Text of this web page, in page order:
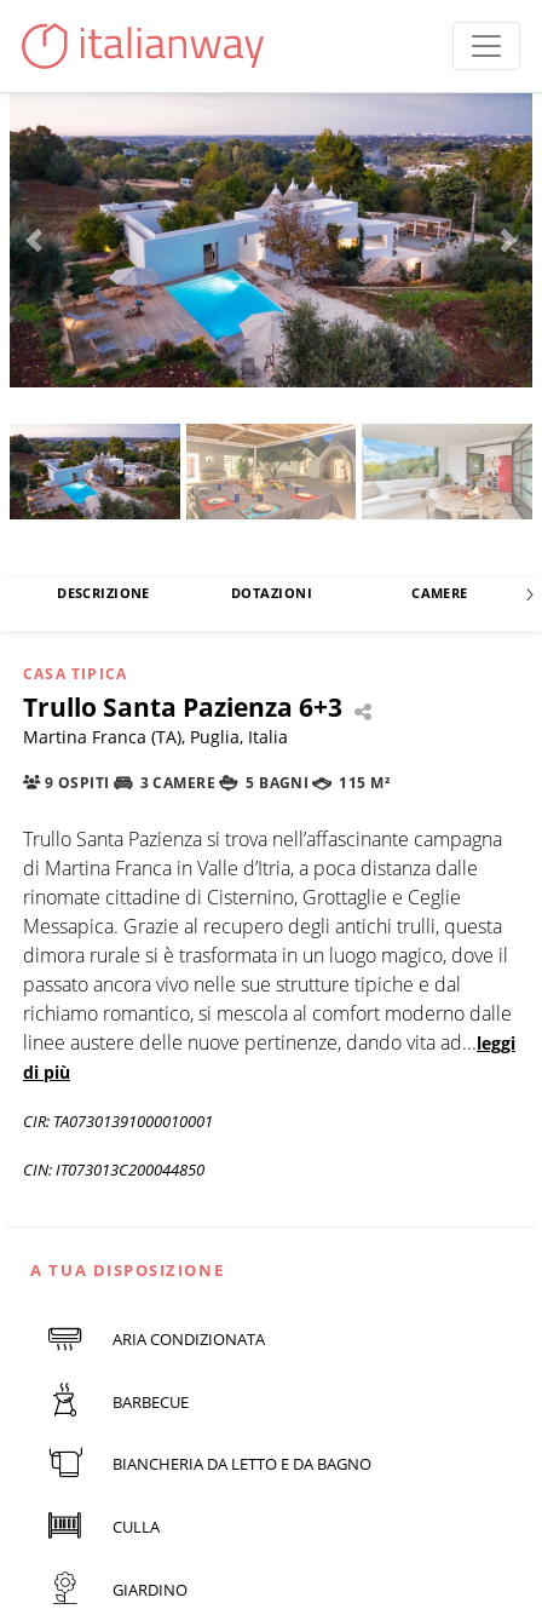
DESCRIZIONE DOTAZIONI CAMERE
CASA TIPICA
Trullo Santa Pazienza 6+3
Martina Franca (TA), Puglia, Italia
9 OSPITI 3 CAMERE 5 BAGNI 115 M²
Trullo Santa Pazienza si trova nell’affascinante campagna
di Martina Franca in Valle d’Itria, a poca distanza dalle
rinomate cittadine di Cisternino, Grottaglie e Ceglie
Messapica. Grazie al recupero degli antichi trulli, questa
dimora rurale si è trasformata in un luogo magico, dove il
passato ancora vivo nelle sue strutture tipiche e dal
richiamo romantico, si mescola al comfort moderno dalle
linee austere delle nuove pertinenze, dando vita ad...leggi
di più
CIR: TA07301391000010001
CIN: IT073013C200044850
A TUA DISPOSIZIONE
ARIA CONDIZIONATA
BARBECUE
BIANCHERIA DA LETTO E DA BAGNO
CULLA
GIARDINO